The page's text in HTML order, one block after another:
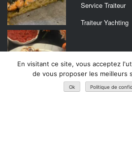
Service Traiteur
Traiteur Yachting
En visitant ce site, vous acceptez
de vous proposer les meilleurs
Ok Politique de